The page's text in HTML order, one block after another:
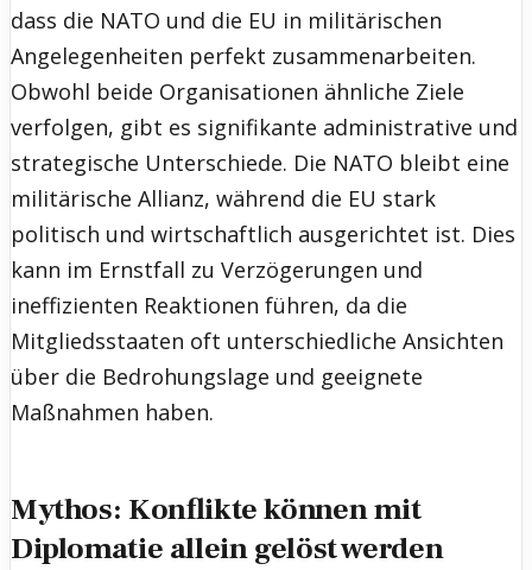
dass die NATO und die EU in militärischen
Angelegenheiten perfekt zusammenarbeiten.
Obwohl beide Organisationen ähnliche Ziele
verfolgen, gibt es signifikante administrative und
strategische Unterschiede. Die NATO bleibt eine
militärische Allianz, während die EU stark
politisch und wirtschaftlich ausgerichtet ist. Dies
kann im Ernstfall zu Verzögerungen und
ineffizienten Reaktionen führen, da die
Mitgliedsstaaten oft unterschiedliche Ansichten
über die Bedrohungslage und geeignete
Maßnahmen haben.
Mythos: Konflikte können mit
Diplomatie allein gelöst werden